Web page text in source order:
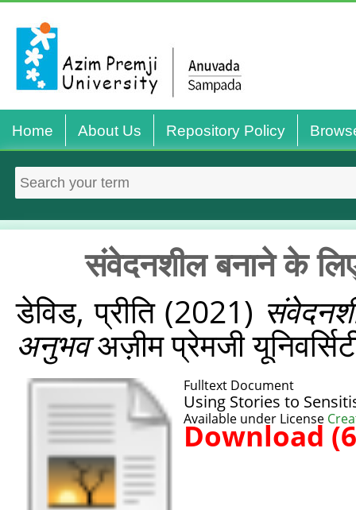
Home About Us Repository Policy
संवेदनशील बनाने के
डेविड, प्रीति(2021)
अनुभवअज़ीम प्रेमजी
Fulltext Document
Using Stories to
Available under License
Download